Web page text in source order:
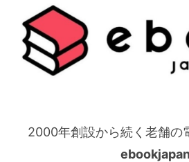
2000年創設から続く老舗の
ebookjapan